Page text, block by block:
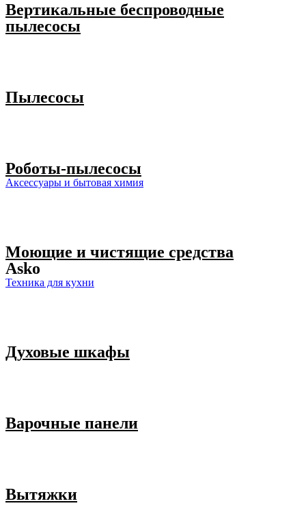
Вертикальные беспроводные
пылесосы
Пылесосы
Роботы-пылесосы
Аксессуары и бытовая химия
Моющие и чистящие средства
Asko
Техника для кухни
Духовые шкафы
Варочные панели
Вытяжки